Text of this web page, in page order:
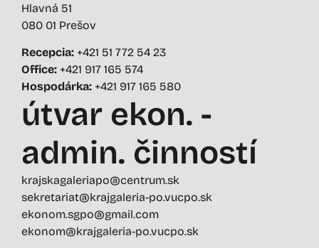
Hlavná 51
080 01 Prešov
Recepcia: +421 51 772 54 23
Office: +421 917 165 574
Hospodárka: +421 917 165 580
útvar ekon. -
admin. činností
krajskagaleriapo@centrum.sk
sekretariat@krajgaleria-po.vucpo.sk
ekonom.sgpo@gmail.com
ekonom@krajgaleria-po.vucpo.sk